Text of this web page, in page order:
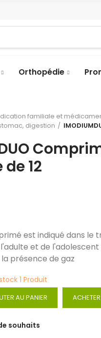
Orthopédie
familiale et
digestion
12
est indiqué dans
et de l'adolescent
présence de gaz
1 Produit
AU PANIER
souhaits